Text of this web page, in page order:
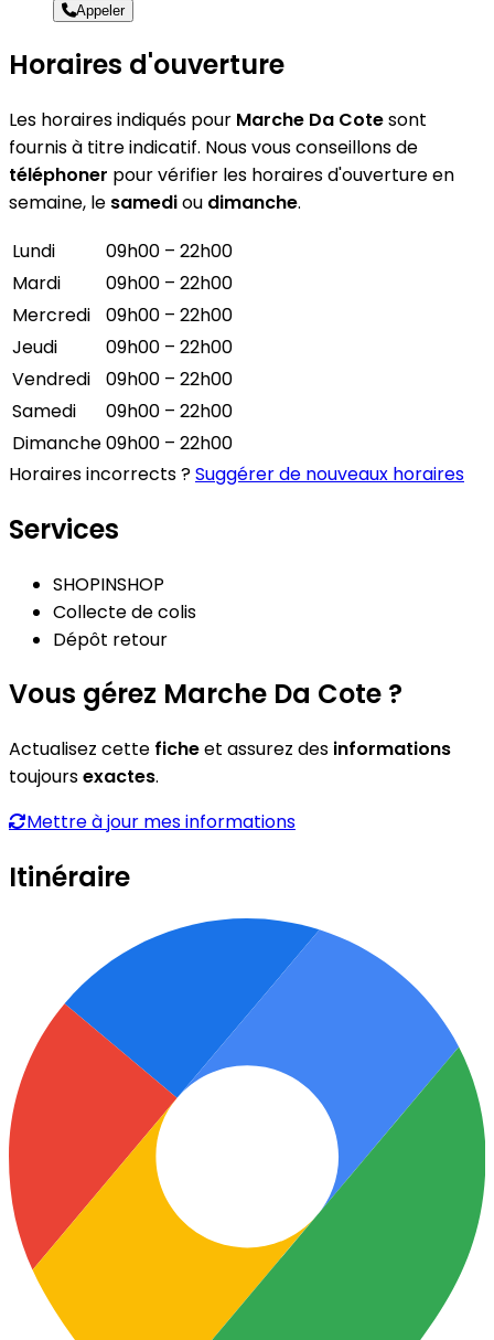
Appeler
Horaires d'ouverture
Les horaires indiqués pour Marche Da Cotesont
fournis à titre indicatif. Nous vous conseillons de
téléphoner pour vérifier les horaires d'ouverture en
semaine, le samediou dimanche.
Lundi
09h00 – 22h00
Mardi
09h00 – 22h00
Mercredi
09h00 – 22h00
Jeudi
09h00 – 22h00
Vendredi
09h00 – 22h00
Samedi
09h00 – 22h00
Dimanche09h00 – 22h00
Horaires incorrects ?Suggérer de nouveaux horaires
Services
SHOPINSHOP
Collecte de colis
Dépôt retour
Vous gérez Marche Da Cote ?
Actualisez cette ficheet assurez des informations
toujoursexactes.
Mettre à jour mes informations
Itinéraire